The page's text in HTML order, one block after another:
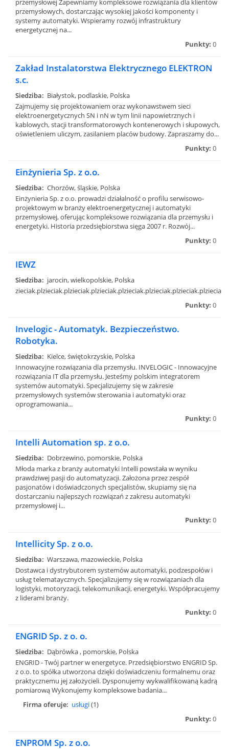
przemysłowej Zapewniamy kompleksowe rozwiązania dla klientów
przemysłowych, dostarczając wysokiej jakości komponenty i
systemy automatyki. Wspieramy rozwój infrastruktury
energetycznej na...
Punkty: 0
Zakład Instalatorstwa Elektrycznego ELEKTRON
s.c.
Siedziba: Białystok, podlaskie, Polska
Zajmujemy się projektowaniem oraz wykonawstwem sieci
elektroenergetycznych SN i nN w tym linii napowietrznych i
kablowych, stacji transformatorowych kontenerowych i słupowych,
oświetleniem uliczym, zasilaniem placów budowy. Zapraszamy do...
Punkty: 0
Einżynieria Sp. z o.o.
Siedziba: Chorzów, śląskie, Polska
Einżynieria Sp. z o.o. prowadzi działalność o profilu serwisowo-
projektowym w branży elektroenergetycznej i automatyki
przemysłowej, oferując kompleksowe rozwiązania dla przemysłu i
energetyki. Historia przedsiębiorstwa sięga 2007 r. Rozwój...
Punkty: 0
IEWZ
Siedziba: jarocin, wielkopolskie, Polska
Punkty: 0
Invelogic - Automatyk. Bezpieczeństwo.
Robotyka.
Siedziba: Kielce, świętokrzyskie, Polska
Innowacyjne rozwiązania dla przemysłu. INVELOGIC - Innowacyjne
rozwiązania IT dla przemysłu. Jesteśmy polskim integratorem
systemów automatyki. Specjalizujemy się w zakresie
przemysłowych systemów sterowania i automatyki oraz
oprogramowania...
Punkty: 0
Intelli Automation sp. z o.o.
Siedziba: Dobrzewino, pomorskie, Polska
Młoda marka z branży automatyki Intelli powstała w wyniku
prawdziwej pasji do automatyzacji. Założona przez zespół
pasjonatów i doświadczonych specjalistów, skupiamy się na
dostarczaniu najlepszych rozwiązań z zakresu automatyki
przemysłowej i...
Punkty: 0
Intellicity Sp. z o.o.
Siedziba: Warszawa, mazowieckie, Polska
Dostawca i dystrybutorem systemów automatyki, podzespołów i
usług telemataycznych. Specjalizujemy się w rozwiązaniach dla
logistyki, motoryzacji, telekomunikacji, energetyki. Współpracujemy
z liderami branży.
Punkty: 0
ENGRID Sp. z o. o.
Siedziba: Dąbrówka , pomorskie, Polska
ENGRID - Twój partner w energetyce. Przedsiębiorstwo ENGRID Sp.
z o.o. to spółka utworzona dzięki doświadczeniu formalnemu oraz
praktycznemu jej założycieli. Dysponujemy wykwalifikowaną kadrą
pomiarową Wykonujemy kompleksowe badania...
Firma oferuje: usługi(1)
Punkty: 0
ENPROM Sp. z o.o.